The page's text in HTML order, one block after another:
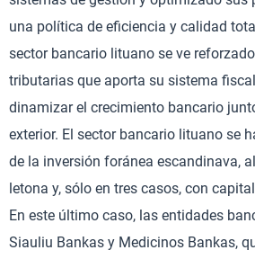
una política de eficiencia y calidad
sector bancario lituano se ve
tributarias que aporta su sistema
dinamizar el crecimiento bancario
exterior. El sector bancario lituano se
de la inversión foránea escandinava,
letona y, sólo en tres casos, con
En este último caso, las entidades
Siauliu Bankas y Medicinos Bankas,